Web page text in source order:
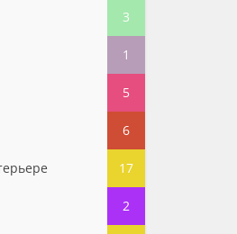
3
1
5
6
17
2